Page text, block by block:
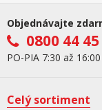
Objednávajte
0800 44
PO-PIA 7:30 až 16:00
Celý sortiment